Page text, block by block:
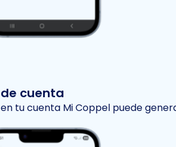
cuenta
tu cuenta Mi Coppel puede